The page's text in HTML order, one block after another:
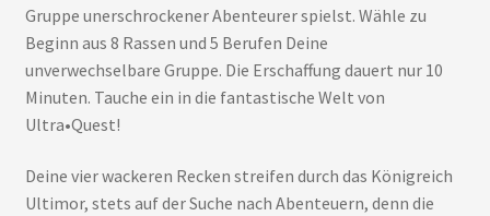
Gruppe unerschrockener Abenteurer spielst. Wähle zu
Beginn aus 8 Rassen und 5 Berufen Deine
unverwechselbare Gruppe. Die Erschaffung dauert nur 10
Minuten. Tauche ein in die fantastische Welt von
Ultra•Quest!
Deine vier wackeren Recken streifen durch das Königreich
Ultimor, stets auf der Suche nach Abenteuern, denn die